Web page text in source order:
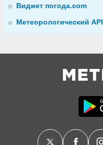
Виджет погода.com
Метеорологический API